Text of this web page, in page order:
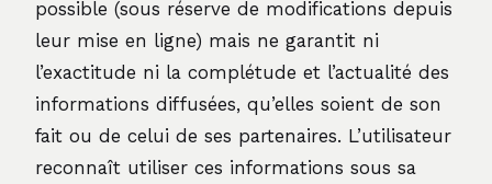
possible (sous réserve de modifications depuis
leur mise en ligne) mais ne garantit ni
l’exactitude ni la complétude et l’actualité des
informations diffusées, qu’elles soient de son
fait ou de celui de ses partenaires. L’utilisateur
reconnaît utiliser ces informations sous sa